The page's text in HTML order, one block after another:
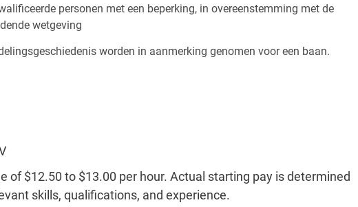
personen met een beperking, in overeenstemming met de
wetgeving
worden in aanmerking genomen voor een baan.
of $12.50 to $13.00 per hour. Actual starting pay is determined
skills, qualifications, and experience.